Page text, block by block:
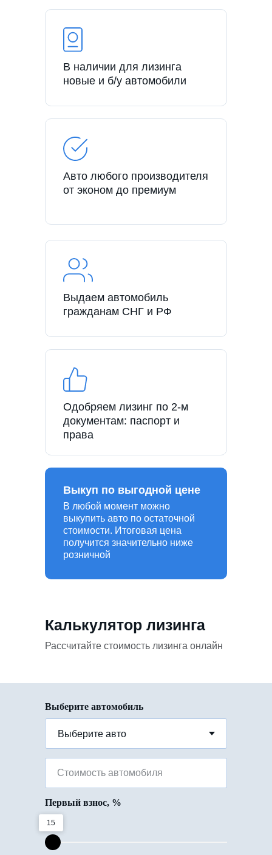
В наличии для лизинга
новые и б/у автомобили
Авто любого производителя
от эконом до премиум
Выдаем автомобиль
гражданам СНГ и РФ
Одобряем лизинг по 2-м
документам: паспорт и
права
В любой момент можно
выкупить авто по остаточной
стоимости. Итоговая цена
получится значительно ниже
розничной
Выкуп по выгодной цене
Калькулятор лизинга
Рассчитайте стоимость лизинга онлайн
Выберите автомобиль
Стоимость автомобиля
Первый взнос, %
15